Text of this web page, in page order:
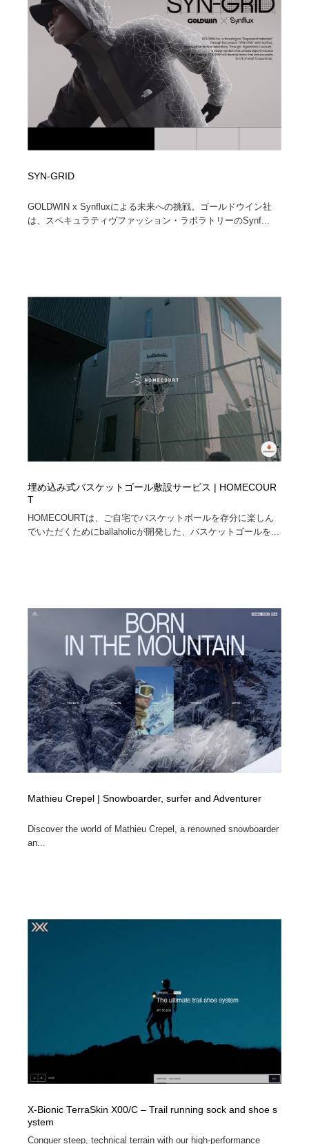
SYN-GRID
GOLDWIN x Synfluxによる未来への挑戦。ゴールドウイン社
は、スペキュラティヴファッション・ラボラトリーのSynf...
埋め込み式バスケットゴール敷設サービス | HOMECOUR
T
HOMECOURTは、ご自宅でバスケットボールを存分に楽しん
でいただくためにballaholicが開発した、バスケットゴールを...
Mathieu Crepel | Snowboarder, surfer and Adventurer
Discover the world of Mathieu Crepel, a renowned snowboarder
an...
X-Bionic TerraSkin X00/C – Trail running sock and shoe s
ystem
Conquer steep, technical terrain with our high-performance